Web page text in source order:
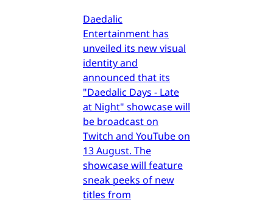
Daedalic
Entertainment has
unveiled its new visual
identity and
announced that its
"Daedalic Days - Late
at Night" showcase will
be broadcast on
Twitch and YouTube on
13 August. The
showcase will feature
sneak peeks of new
titles from